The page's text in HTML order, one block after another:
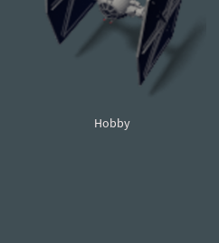
Hobby